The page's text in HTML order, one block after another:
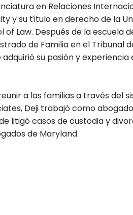
en Relaciones
y su título en derecho de la
of Law. Después de la escuela
de Familia en el Tribunal
su pasión y
a las familias a través del
Deji trabajó como
litigó casos de custodia y
de Maryland.